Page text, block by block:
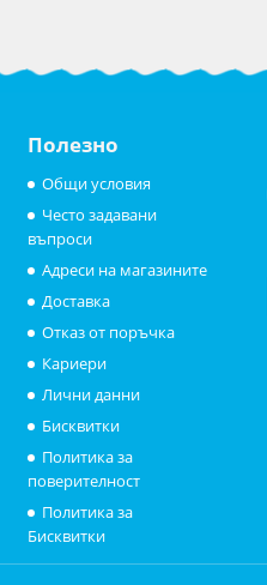
Полезно
Общи условия
Често задавани
въпроси
Адреси на магазините
Доставка
Отказ от поръчка
Кариери
Лични данни
Бисквитки
Политика за
поверителност
Политика за
Бисквитки